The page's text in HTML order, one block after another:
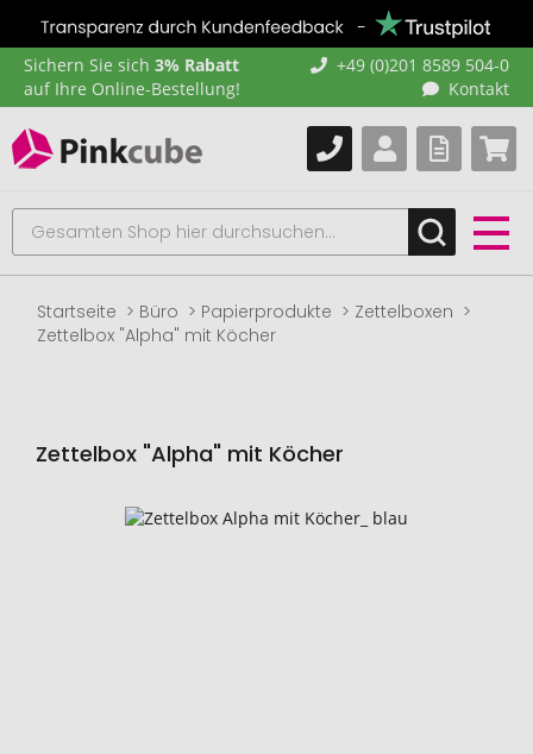
Sichern Sie sich 3% Rabatt
auf Ihre Online-Bestellung!
+49 (0)201 8589 504-0
Kontakt
Startseite Büro Papierprodukte
Zettelboxen
Zettelbox "Alpha" mit Köcher
Zettelbox "Alpha" mit Köcher